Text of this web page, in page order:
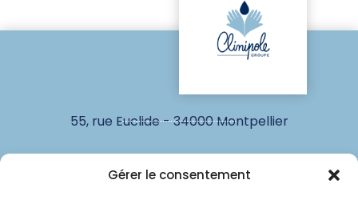
Gérer le consentement
55, rue Euclide - 34000 Montpellier
www.groupeclinipole.fr